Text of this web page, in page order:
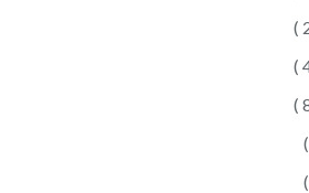
(
(
(